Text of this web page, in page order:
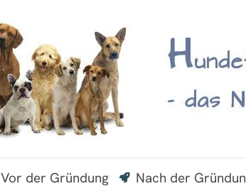
Vor der Gründung Nach der